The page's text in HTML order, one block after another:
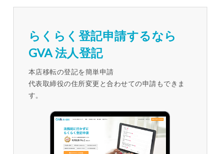
らくらく登記申請するなら
GVA 法人登記
本店移転の登記を簡単申請
代表取締役の住所変更と合わせての申請もできま
す。